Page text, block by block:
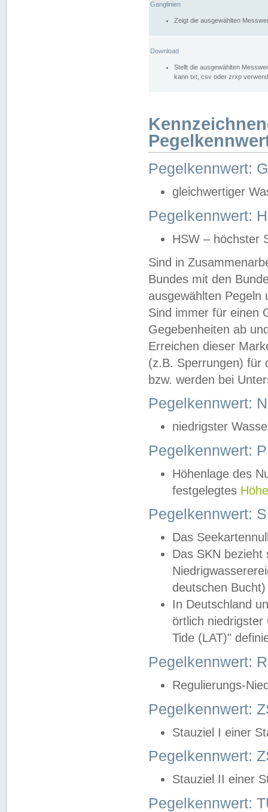
Ganglinien
Zeigt die ausgewählten
Download
Stellt die ausgewählten
kann txt, csv oder zrxp
Pegelkennwert:
gleichwertiger
Pegelkennwert:
HSW – höchster
Sind in
Bundes mit den
ausgewählten
Sind immer für einen
Gegebenheiten ab
Erreichen dieser
(z.B. Sperrungen) für
bzw. werden bei
Pegelkennwert:
niedrigster
Pegelkennwert:
Höhenlage des
festgelegtes
Pegelkennwert:
Das
Das SKN
deutschen
In Deutschland
örtlich
Tide (LAT)"
Pegelkennwert:
Regulierungs-
Pegelkennwert:
Stauziel I einer
Pegelkennwert:
Stauziel II einer
Pegelkennwert: